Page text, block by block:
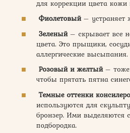
для коррекции цвета кожи
Фиолетовый– устраняет
Зеленый– скрывает все
цвета. Это прыщики,
аллергические высыпания.
Розовый и желтый– тоже
чтобы прятать пятна
Темные оттенки
используются для
бронзер. Ими выделяются
подбородка.